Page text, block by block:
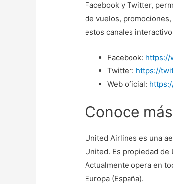
Facebook y Twitter,
de vuelos,
estos canales
Facebook: https://
Twitter: https://
Web oficial:
Conoce
United Airlines es una
United. Es propiedad
Actualmente opera en
Europa (España).